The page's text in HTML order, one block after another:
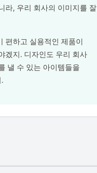
라, 우리 회사의 이미지를 잘
편하고 실용적인 제품이
겠지. 디자인도 우리 회사
낼 수 있는 아이템들을